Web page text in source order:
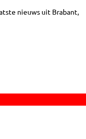
nieuws uit Brabant,